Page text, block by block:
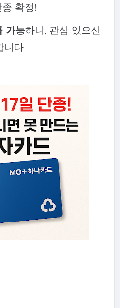
확정!
가능하니, 관심 있으신
니다